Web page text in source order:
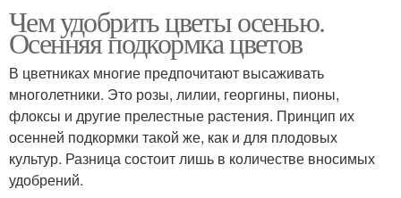
Чем удобрить цветы осенью.
Осенняя подкормка цветов
В цветниках многие предпочитают высаживать
многолетники. Это розы, лилии, георгины, пионы,
флоксы и другие прелестные растения. Принцип их
осенней подкормки такой же, как и для плодовых
культур. Разница состоит лишь в количестве вносимых
удобрений.